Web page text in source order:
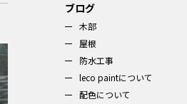
ブログ
木部
屋根
防水工事
leco paintについて
配色について